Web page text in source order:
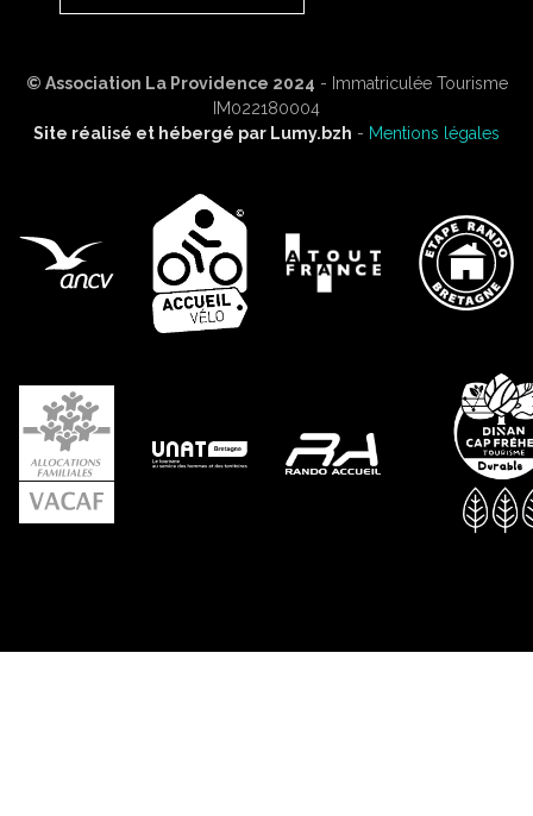
© Association La Providence 2024 - Immatriculée Tourisme
IM022180004
Site réalisé et hébergé par Lumy.bzh - Mentions légales